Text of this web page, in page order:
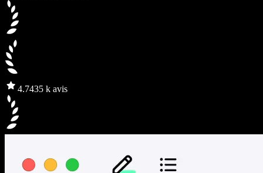
4.7435 k avis